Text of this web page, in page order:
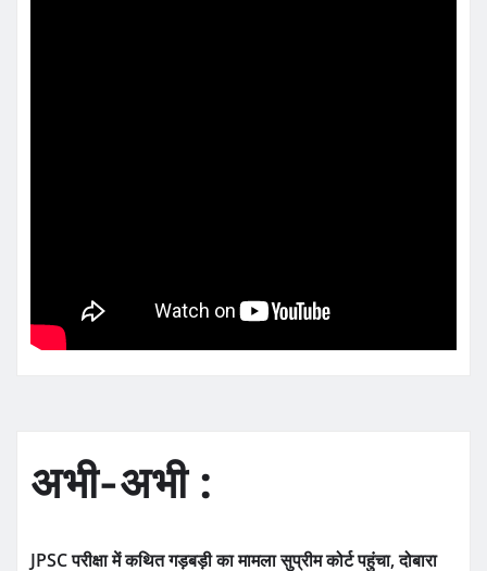
अभी-अभी :
JPSC परीक्षा में कथित गड़बड़ी का मामला सुप्रीम कोर्ट पहुंचा, दोबारा